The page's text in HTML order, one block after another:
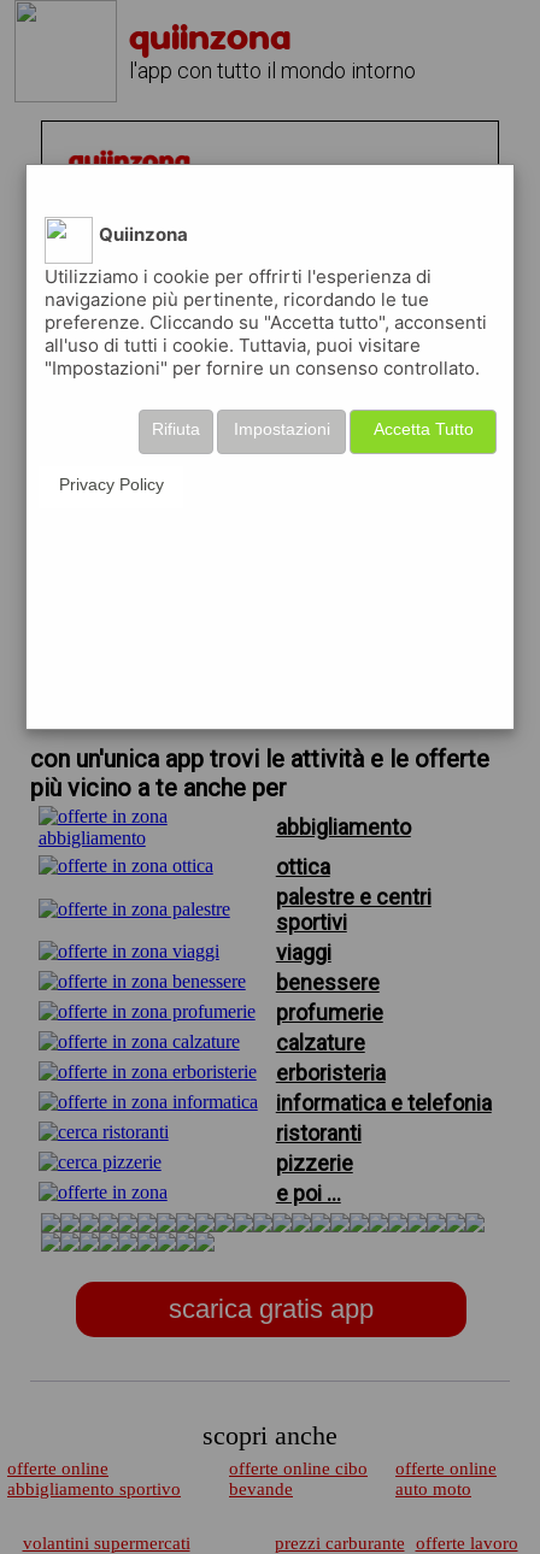
quiinzona
l'app con tutto il mondo intorno
con un'unica app trovi le attività e le offerte
più vicino a te anche per
abbigliamento
ottica
palestre e centri
sportivi
viaggi
benessere
profumerie
calzature
erboristeria
informatica e telefonia
ristoranti
pizzerie
e poi ...
scarica gratis app
scopri anche
offerte online
abbigliamento sportivo
offerte online cibo
bevande
offerte online
auto moto
volantini supermercati prezzi carburante
offerte lavoro
Quiinzona
Utilizziamo i cookie per offrirti l'esperienza di
navigazione più pertinente, ricordando le tue
preferenze. Cliccando su "Accetta tutto", acconsenti
all'uso di tutti i cookie. Tuttavia, puoi visitare
"Impostazioni" per fornire un consenso controllato.
Accetta Tutto
Impostazioni
Rifiuta
Privacy Policy